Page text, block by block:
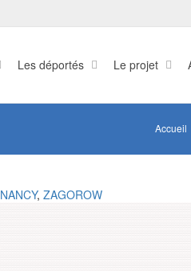
Les déportés Le projet
Accueil
NANCY, ZAGOROW